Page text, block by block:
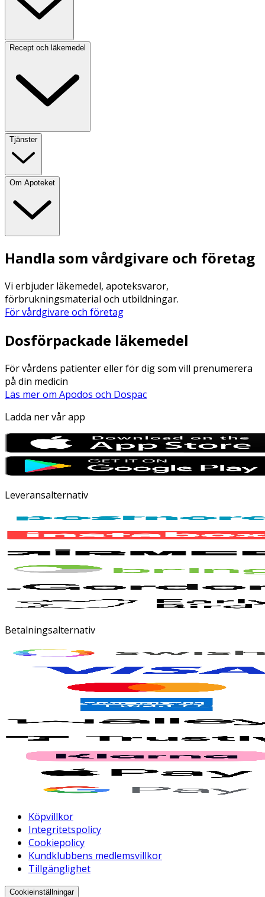
Recept och läkemedel
Tjänster
Om Apoteket
Handla som vårdgivare och företag
Vi erbjuder läkemedel, apoteksvaror,
förbrukningsmaterial och utbildningar.
För vårdgivare och företag
Dosförpackade läkemedel
För vårdens patienter eller för dig som vill prenumerera
på din medicin
Läs mer om Apodos och Dospac
Ladda ner vår app
Leveransalternativ
Betalningsalternativ
Köpvillkor
Integritetspolicy
Cookiepolicy
Kundklubbens medlemsvillkor
Tillgänglighet
Cookieinställningar